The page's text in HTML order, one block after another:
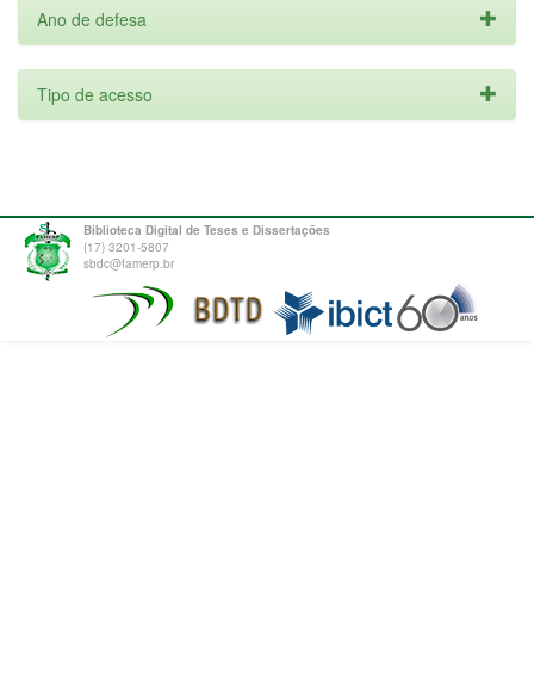
Ano de defesa
Tipo de acesso
Biblioteca Digital de Teses e Dissertações
(17) 3201-5807
sbdc@famerp.br